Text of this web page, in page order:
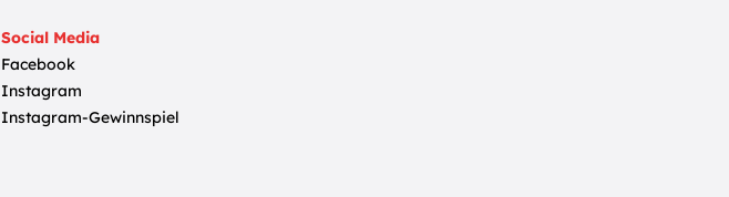
Social Media
Facebook
Instagram
Instagram-Gewinnspiel